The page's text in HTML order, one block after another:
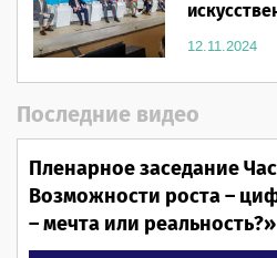
12.11.2024
Последние видео
Пленарное заседание
Возможности роста –
– мечта или реальность?»